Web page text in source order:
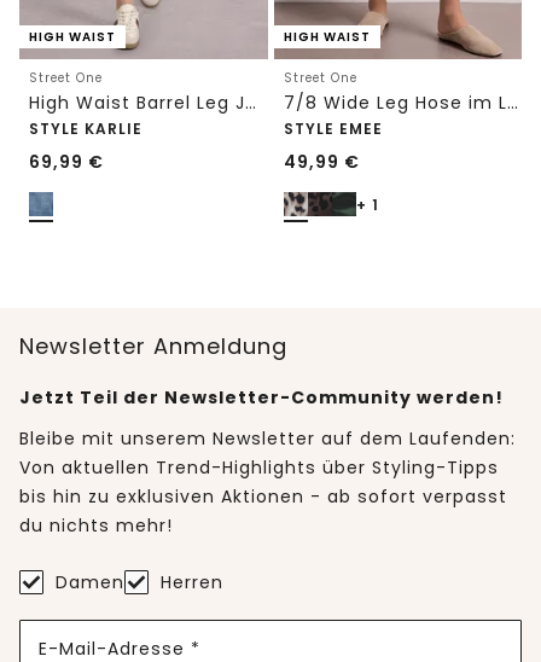
HIGH WAIST
Street One
High Waist Barrel Leg Jeans im Loose Fit
STYLE KARLIE
69,99 €
HIGH WAIST
Street One
7/8 Wide Leg Hose im Loose Fit mit Print
STYLE EMEE
49,99 €
+ 1
Newsletter Anmeldung
Jetzt Teil der Newsletter-Community werden!
Bleibe mit unserem Newsletter auf dem Laufenden:
Von aktuellen Trend-Highlights über Styling-Tipps
bis hin zu exklusiven Aktionen - ab sofort verpasst
du nichts mehr!
Damen Herren
E-Mail-Adresse *